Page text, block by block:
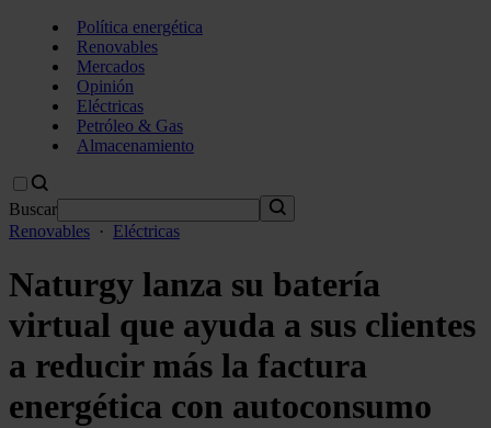
Política energética
Renovables
Mercados
Opinión
Eléctricas
Petróleo & Gas
Almacenamiento
Buscar
Renovables · Eléctricas
Naturgy lanza su batería
virtual que ayuda a sus clientes
a reducir más la factura
energética con autoconsumo